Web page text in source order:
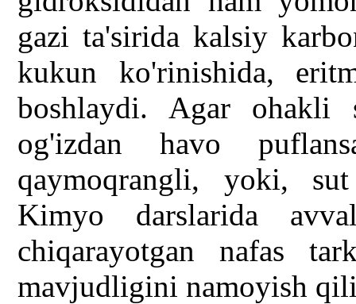
gazi ta'sirida kalsiy
kukun ko'rinishida,
boshlaydi. Agar ohakli
og'izdan havo
qaymoqrangli, yoki,
Kimyo darslarida
chiqarayotgan nafas
mavjudligini namoyish